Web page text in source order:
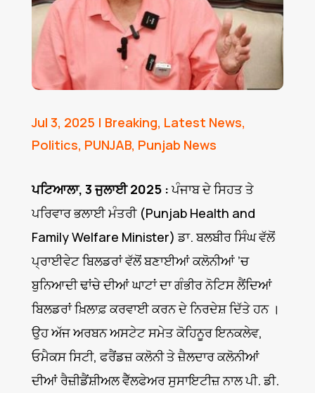
Jul 3, 2025 | Breaking, Latest News,
Politics, PUNJAB, Punjab News
ਪਟਿਆਲਾ, 3 ਜੁਲਾਈ 2025 :ਪੰਜਾਬ ਦੇ ਸਿਹਤ ਤੇ
ਪਰਿਵਾਰ ਭਲਾਈ ਮੰਤਰੀ (Punjab Health and
Family Welfare Minister) ਡਾ. ਬਲਬੀਰ ਸਿੰਘ ਵੱਲੋਂ
ਪ੍ਰਾਈਵੇਟ ਬਿਲਡਰਾਂ ਵੱਲੋਂ ਬਣਾਈਆਂ ਕਲੋਨੀਆਂ ’ਚ
ਬੁਨਿਆਦੀ ਢਾਂਚੇ ਦੀਆਂ ਘਾਟਾਂ ਦਾ ਗੰਭੀਰ ਨੋਟਿਸ ਲੈਂਦਿਆਂ
ਬਿਲਡਰਾਂ ਖ਼ਿਲਾਫ਼ ਕਰਵਾਈ ਕਰਨ ਦੇ ਨਿਰਦੇਸ਼ ਦਿੱਤੇ ਹਨ ।
ਉਹ ਅੱਜ ਅਰਬਨ ਅਸਟੇਟ ਸਮੇਤ ਕੋਹਿਨੂਰ ਇਨਕਲੇਵ,
ਓਮੈਕਸ ਸਿਟੀ, ਫਰੈਂਡਜ਼ ਕਲੋਨੀ ਤੇ ਜ਼ੈਲਦਾਰ ਕਲੋਨੀਆਂ
ਦੀਆਂ ਰੈਜ਼ੀਡੈਂਸ਼ੀਅਲ ਵੈੱਲਫੇਅਰ ਸੁਸਾਇਟੀਜ਼ ਨਾਲ ਪੀ. ਡੀ.